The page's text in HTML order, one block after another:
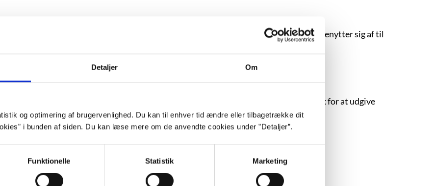
Detaljer Om
og optimering af brugervenlighed. Du kan til enhver tid ændre eller tilbagetrække dit
i bunden af siden. Du kan læse mere om de anvendte cookies under ”Detaljer”.
Funktionelle Statistik Marketing
en danskvandsdrikkende politibetjent er nogle af de virkemidler, Jens Østergaard benytter sig af til
afsæt er sagnfortællinger og vrangforestillinger.
til sit fabriksarbejde, satte sig ind i sin Lada med sit manuskript og kørte til Reykjavík for at udgive
og forekommer stort set ikke.